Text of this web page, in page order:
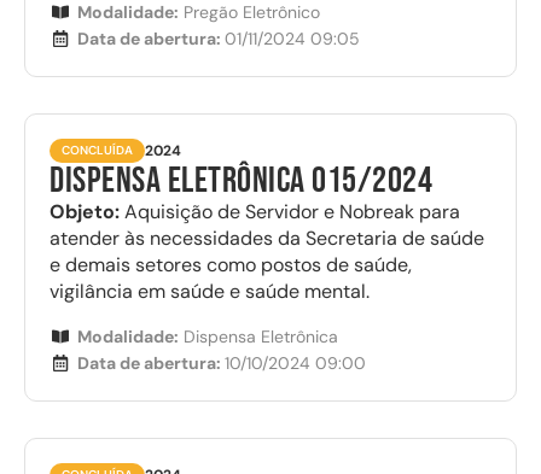
Modalidade: Pregão Eletrônico
Data de abertura: 01/11/2024 09:05
CONCLUÍDA 2024
DISPENSA ELETRÔNICA 015/2024
Objeto:Aquisição de Servidor e Nobreak para
atender às necessidades da Secretaria de saúde
e demais setores como postos de saúde,
vigilância em saúde e saúde mental.
Modalidade: Dispensa Eletrônica
Data de abertura: 10/10/2024 09:00